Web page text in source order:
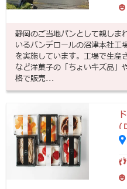
静岡のご当地パンとして親しま
いるバンデロールの沼津本社工
を実施しています。工場で生産
など洋菓子の「ちょいキズ品」
格で販売...